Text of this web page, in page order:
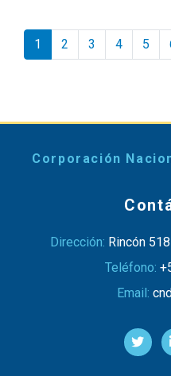
Paginación
1 2 3 4 5
Corporación
Dirección: Rincón
Teléfono:
Email: